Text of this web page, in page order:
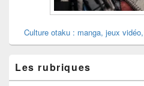
Culture otaku : manga, jeux
Les rubriques